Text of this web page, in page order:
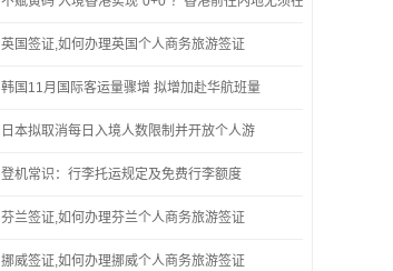
英国签证,如何办理英国个人商务旅游签证
韩国11月国际客运量骤增 拟增加赴华航班量
日本拟取消每日入境人数限制并开放个人游
登机常识：行李托运规定及免费行李额度
芬兰签证,如何办理芬兰个人商务旅游签证
挪威签证,如何办理挪威个人商务旅游签证